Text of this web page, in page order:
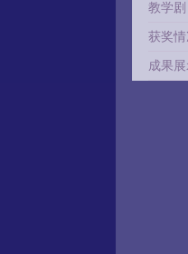
教学剧
获奖
成果